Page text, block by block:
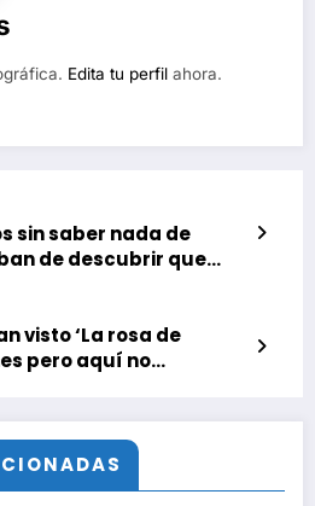
Edita tu perfil ahora.
sin saber nada de
de descubrir que
visto ‘La rosa de
pero aquí no